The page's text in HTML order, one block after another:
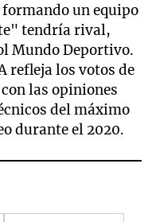
formando un equipo
tendría rival,
Mundo Deportivo.
refleja los votos de
las opiniones
del máximo
durante el 2020.